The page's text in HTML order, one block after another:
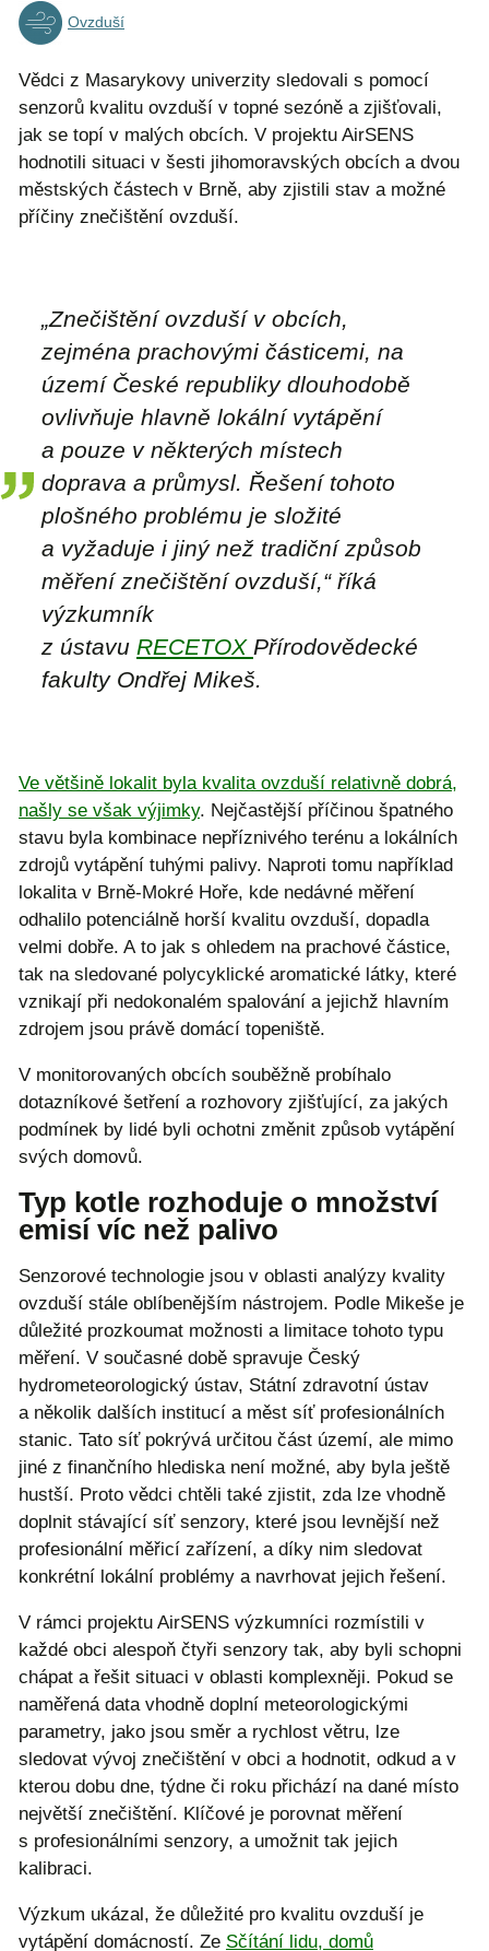
Ovzduší
Vědci z Masarykovy univerzity sledovali s pomocí
senzorů kvalitu ovzduší v topné sezóně a zjišťovali,
jak se topí v malých obcích. V projektu AirSENS
hodnotili situaci v šesti jihomoravských obcích a dvou
městských částech v Brně, aby zjistili stav a možné
příčiny znečištění ovzduší.
„Znečištění ovzduší v obcích,
zejména prachovými částicemi, na
území České republiky dlouhodobě
ovlivňuje hlavně lokální vytápění
a pouze v některých místech
doprava a průmysl. Řešení tohoto
plošného problému je složité
a vyžaduje i jiný než tradiční způsob
měření znečištění ovzduší,“ říká
výzkumník
z ústavu RECETOX Přírodovědecké
fakulty Ondřej Mikeš.
Ve většině lokalit byla kvalita ovzduší relativně dobrá,
našly se však výjimky. Nejčastější příčinou špatného
stavu byla kombinace nepříznivého terénu a lokálních
zdrojů vytápění tuhými palivy. Naproti tomu například
lokalita v Brně-Mokré Hoře, kde nedávné měření
odhalilo potenciálně horší kvalitu ovzduší, dopadla
velmi dobře. A to jak s ohledem na prachové částice,
tak na sledované polycyklické aromatické látky, které
vznikají při nedokonalém spalování a jejichž hlavním
zdrojem jsou právě domácí topeniště.
V monitorovaných obcích souběžně probíhalo
dotazníkové šetření a rozhovory zjišťující, za jakých
podmínek by lidé byli ochotni změnit způsob vytápění
svých domovů.
Typ kotle rozhoduje o množství
emisí víc než palivo
Senzorové technologie jsou v oblasti analýzy kvality
ovzduší stále oblíbenějším nástrojem. Podle Mikeše je
důležité prozkoumat možnosti a limitace tohoto typu
měření. V současné době spravuje Český
hydrometeorologický ústav, Státní zdravotní ústav
a několik dalších institucí a měst síť profesionálních
stanic. Tato síť pokrývá určitou část území, ale mimo
jiné z finančního hlediska není možné, aby byla ještě
hustší. Proto vědci chtěli také zjistit, zda lze vhodně
doplnit stávající síť senzory, které jsou levnější než
profesionální měřicí zařízení, a díky nim sledovat
konkrétní lokální problémy a navrhovat jejich řešení.
V rámci projektu AirSENS výzkumníci rozmístili v
každé obci alespoň čtyři senzory tak, aby byli schopni
chápat a řešit situaci v oblasti komplexněji. Pokud se
naměřená data vhodně doplní meteorologickými
parametry, jako jsou směr a rychlost větru, lze
sledovat vývoj znečištění v obci a hodnotit, odkud a v
kterou dobu dne, týdne či roku přichází na dané místo
největší znečištění. Klíčové je porovnat měření
s profesionálními senzory, a umožnit tak jejich
kalibraci.
Výzkum ukázal, že důležité pro kvalitu ovzduší je
vytápění domácností. Ze Sčítání lidu, domů